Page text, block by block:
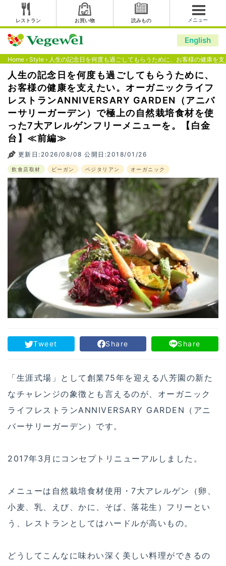
レストラン お買い物 読みもの メニュー
English
Home › Style › 人生の記念日を何度も過ごしてもらうために、お客様の健康を
人生の記念日を何度も過ごしてもらうために、
お客様の健康を支えたい。オーガニックライフ
レストランANNIVERSARY GARDEN（アニバ
ーサリーガーデン）で極上の自然栽培食材を使
った7大アレルゲンフリーメニューを。【白金
台】≪前編≫
更新日:2026/08/08 公開日:2018/01/26
飲食店取材 ビーガン ベジタリアン オーガニック
Tweet Share Share
「生涯式場」として創業75年を迎える八芳園の新た
なチャレンジの象徴とも言えるのが、オーガニック
ライフレストランANNIVERSARY GARDEN（アニ
バーサリーガーデン）です。
2017年3月にコンセプトリニューアルしました。
メニューは自然栽培食材使用・7大アレルゲン（卵、
小麦、乳、えび、かに、そば、落花生）フリーとい
う、レストランとしてはハードルが高いもの。
どうしてこんなに味わい深く美しい料理ができるの